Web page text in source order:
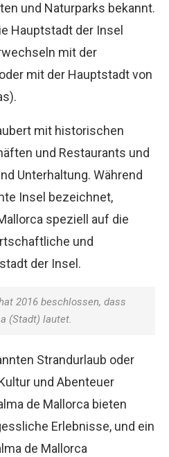
und Naturparks bekannt.
Hauptstadt der Insel
mit der
mit der Hauptstadt von
mit historischen
und Restaurants und
Unterhaltung. Während
Insel bezeichnet,
speziell auf die
und
der Insel.
2016 beschlossen, dass
(Stadt) lautet.
Strandurlaub oder
und Abenteuer
de Mallorca bieten
Erlebnisse, und ein
de Mallorca